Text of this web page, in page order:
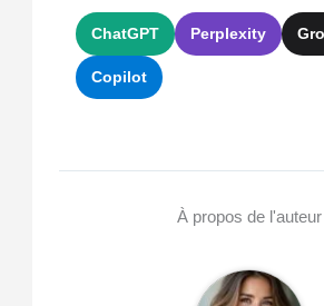
ChatGPT Perplexity
Copilot
À propos de l'auteur